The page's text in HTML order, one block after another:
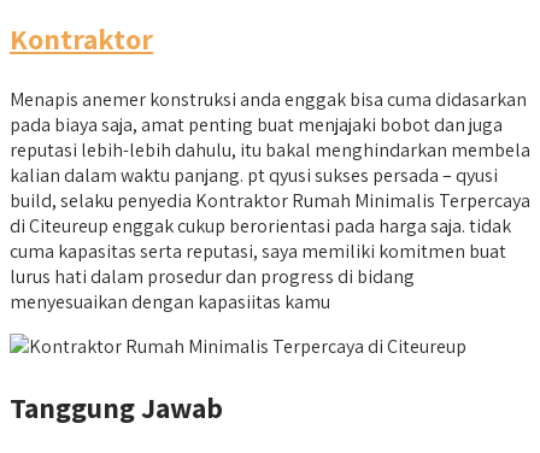
Kontraktor
Menapis anemer konstruksi anda enggak bisa cuma didasarkan
pada biaya saja, amat penting buat menjajaki bobot dan juga
reputasi lebih-lebih dahulu, itu bakal menghindarkan membela
kalian dalam waktu panjang. pt qyusi sukses persada – qyusi
build, selaku penyedia Kontraktor Rumah Minimalis Terpercaya
di Citeureup enggak cukup berorientasi pada harga saja. tidak
cuma kapasitas serta reputasi, saya memiliki komitmen buat
lurus hati dalam prosedur dan progress di bidang
menyesuaikan dengan kapasiitas kamu
Tanggung Jawab